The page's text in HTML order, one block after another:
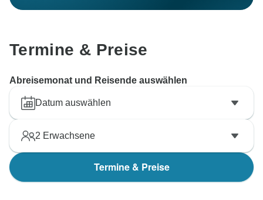
Termine & Preise
Abreisemonat und Reisende auswählen
Datum auswählen
2 Erwachsene
Termine & Preise